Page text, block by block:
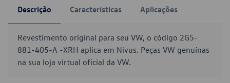
Descrição Características Aplicações
Revestimento original para seu VW, o código 2G5-
881-405-A -XRH aplica em Nivus. Peças VW genuínas
na sua loja virtual oficial da VW.